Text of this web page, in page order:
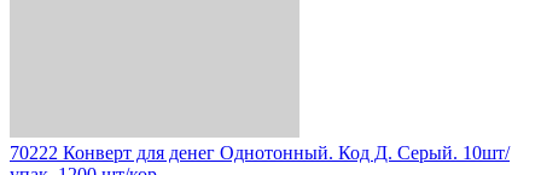
70222 Конверт для денег Однотонный. Код Д. Серый. 10шт/